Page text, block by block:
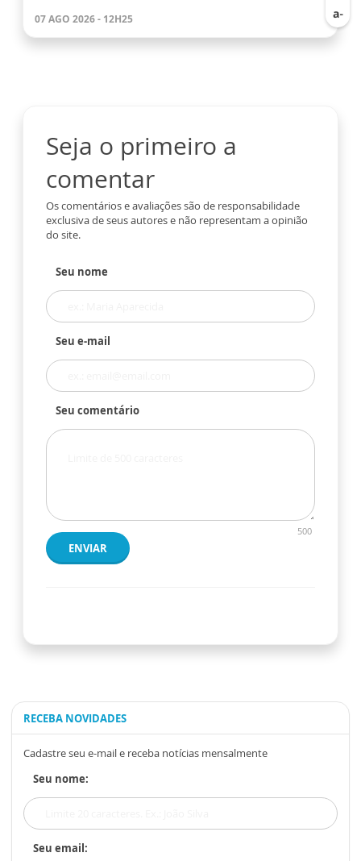
07 AGO 2026 - 12H25
Seja o primeiro a
comentar
Os comentários e avaliações são de responsabilidade
exclusiva de seus autores e não representam a opinião
do site.
Seu nome
Seu e-mail
Seu comentário
500
ENVIAR
RECEBA NOVIDADES
Cadastre seu e-mail e receba notícias mensalmente
Seu nome:
Seu email: